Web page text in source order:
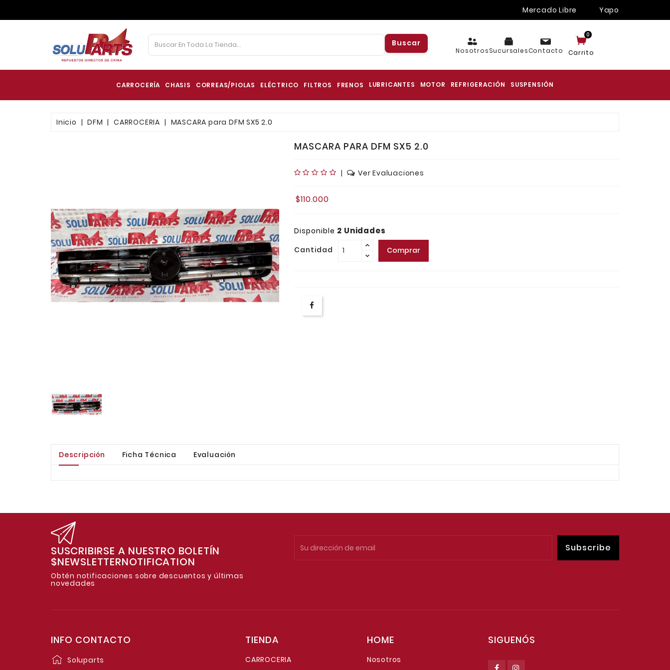
Mercado Libre Yapo
Buscar
NosotrosSucursalesContacto Carrito
0
CARROCERÍA CHASIS CORREAS/PIOLAS ELÉCTRICO FILTROS FRENOS LUBRICANTES MOTOR REFRIGERACIÓN SUSPENSIÓN
Inicio DFM CARROCERIA MASCARA para DFM SX5 2.0
MASCARA PARA DFM SX5 2.0
| Ver Evaluaciones
$110.000
Disponible 2 Unidades
Cantidad Comprar
Descripción Ficha Técnica Evaluación
SUSCRIBIRSE A NUESTRO BOLETÍN
$NEWSLETTERNOTIFICATION
Obtén notificaciones sobre descuentos y últimas
novedades
INFO CONTACTO
Soluparts
TIENDA
CARROCERIA
HOME
Nosotros
SIGUENÓS